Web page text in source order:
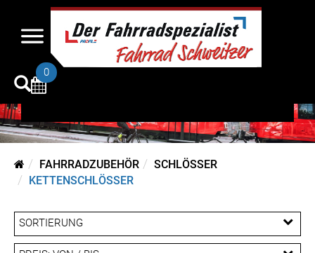
0Kettenschlösser
FAHRRADZUBEHÖR
SCHLÖSSER
KETTENSCHLÖSSER
SORTIERUNG